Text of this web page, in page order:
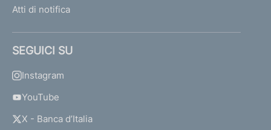
Atti di notifica
SEGUICI SU
Instagram
YouTube
X - Banca d’Italia